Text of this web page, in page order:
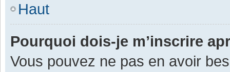
Haut
Pourquoi dois-je m’inscrire
Vous pouvez ne pas en avoir